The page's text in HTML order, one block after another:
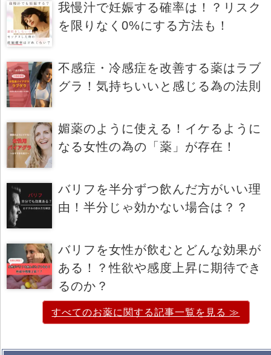
我慢汁で妊娠する確率は！？リスク
を限りなく0%にする方法も！
不感症・冷感症を改善する薬はラブ
グラ！気持ちいいと感じる為の法則
媚薬のように使える！イケるように
なる女性の為の「薬」が存在！
バリフを半分ずつ飲んだ方がいい理
由！半分じゃ効かない場合は？？
バリフを女性が飲むとどんな効果が
ある！？性欲や感度上昇に期待でき
るのか？
すべてのお薬に関する記事一覧を見る ≫